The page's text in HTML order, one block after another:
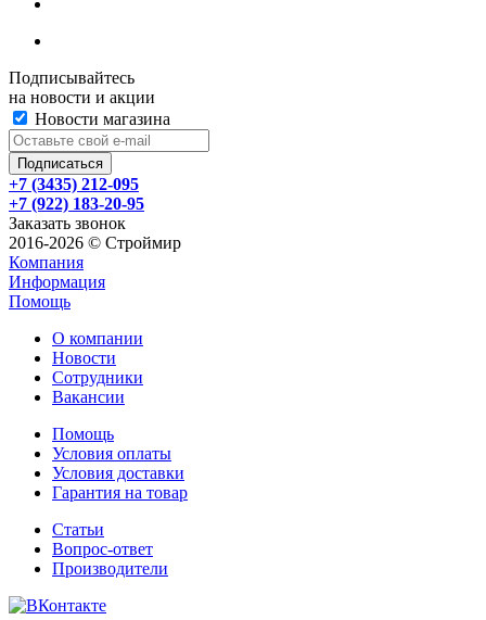
Подписывайтесь
на новости и акции
Новости магазина
+7 (3435) 212-095
+7 (922) 183-20-95
Заказать звонок
2016-2026 © Строймир
Компания
Информация
Помощь
О компании
Новости
Сотрудники
Вакансии
Помощь
Условия оплаты
Условия доставки
Гарантия на товар
Статьи
Вопрос-ответ
Производители